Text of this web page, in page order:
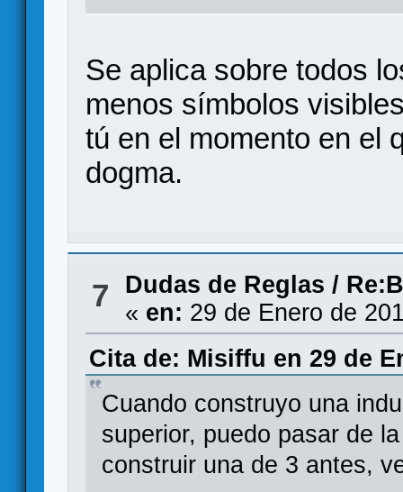
Se aplica sobre todos
menos símbolos
tú en el momento en el
dogma.
7 Dudas de Reglas /
« en: 29 de Enero de
Cita de: Misiffu en 29 de
Cuando construyo una
superior, puedo pasar de
construir una de 3 antes,